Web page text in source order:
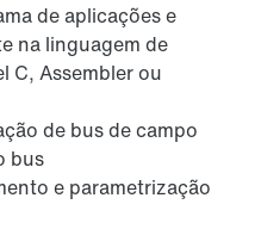
de aplicações e
na linguagem de
C, Assembler ou
de bus de campo
bus
e parametrização